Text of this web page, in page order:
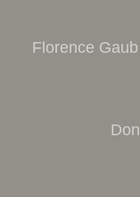
Florence